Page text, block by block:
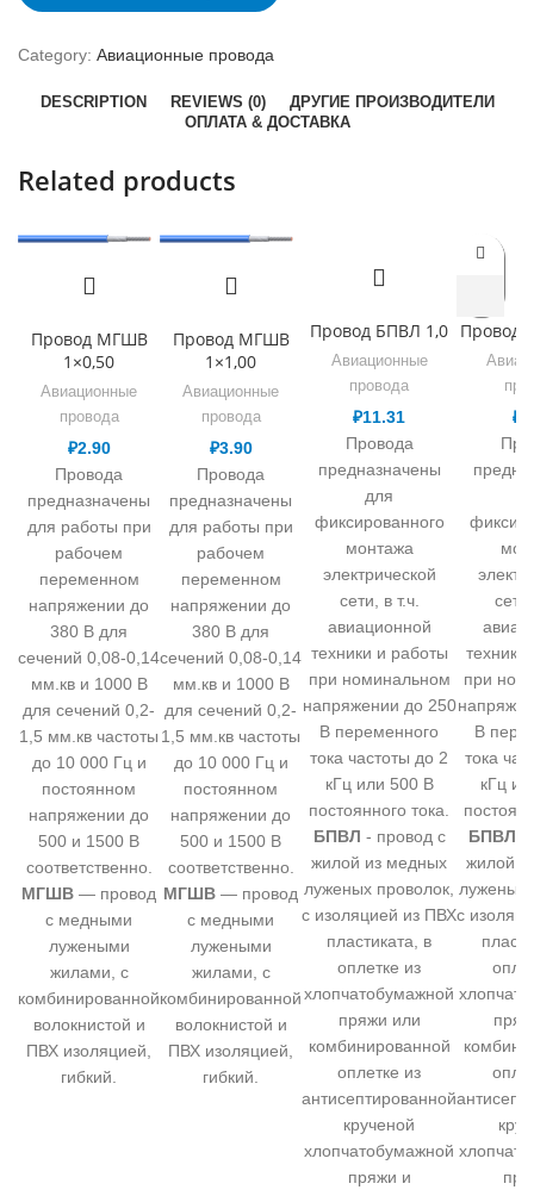
Category: Авиационные провода
DESCRIPTION REVIEWS (0)
ДРУГИЕ ПРОИЗВОДИТЕЛИ
ОПЛАТА & ДОСТАВКА
Related products
Провод МГШВ
1×0,50
Авиационные
провода
₽2.90
Провода
предназначены
для работы при
рабочем
переменном
напряжении до
380 В для
сечений 0,08-0,14
мм.кв и 1000 В
для сечений 0,2-
1,5 мм.кв частоты
до 10 000 Гц и
постоянном
напряжении до
500 и 1500 В
соответственно.
МГШВ — провод
с медными
лужеными
жилами, с
комбинированной
волокнистой и
ПВХ изоляцией,
гибкий.
Провод МГШВ
1×1,00
Авиационные
провода
₽3.90
Провода
предназначены
для работы при
рабочем
переменном
напряжении до
380 В для
сечений 0,08-0,14
мм.кв и 1000 В
для сечений 0,2-
1,5 мм.кв частоты
до 10 000 Гц и
постоянном
напряжении до
500 и 1500 В
соответственно.
МГШВ — провод
с медными
лужеными
жилами, с
комбинированной
волокнистой и
ПВХ изоляцией,
гибкий.
Провод БПВЛ 1,0
Авиационные
провода
₽11.31
Провода
предназначены
для
фиксированного
монтажа
электрической
сети, в т.ч.
авиационной
техники и работы
при номинальном
напряжении до 250
В переменного
тока частоты до 2
кГц или 500 В
постоянного тока.
БПВЛ - провод с
жилой из медных
луженых проволок,
с изоляцией из ПВХ
пластиката, в
оплетке из
хлопчатобумажной
пряжи или
комбинированной
оплетке из
антисептированной
крученой
хлопчатобумажной
пряжи и
Провод
₽
техники
при
В
тока
кГц
БПВЛ
жилой
луженых
с